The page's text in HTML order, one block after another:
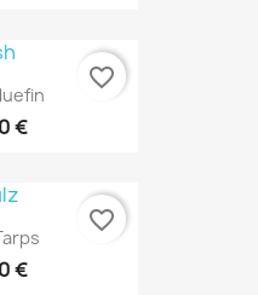
€
favorite_border
€
favorite_border